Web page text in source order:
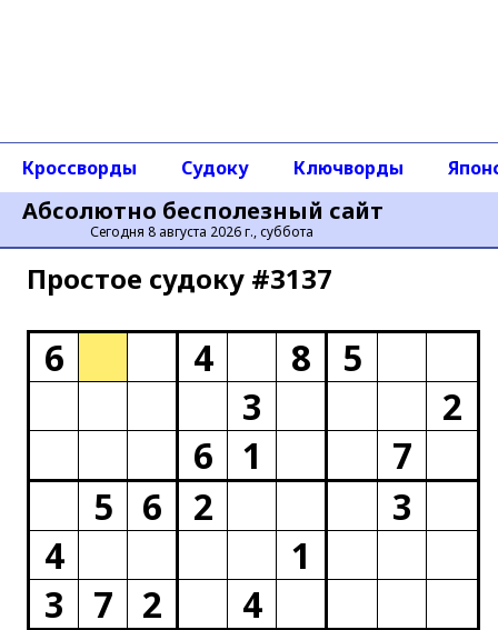
Абсолютно бесполезный сайт
Сегодня 8 августа 2026 г., суббота
Кроссворды Судоку Ключворды
Простое cудоку #3137
6 4 8
5
3
2
6
1
7
5
6 2
3
4
1
3
7 2
4